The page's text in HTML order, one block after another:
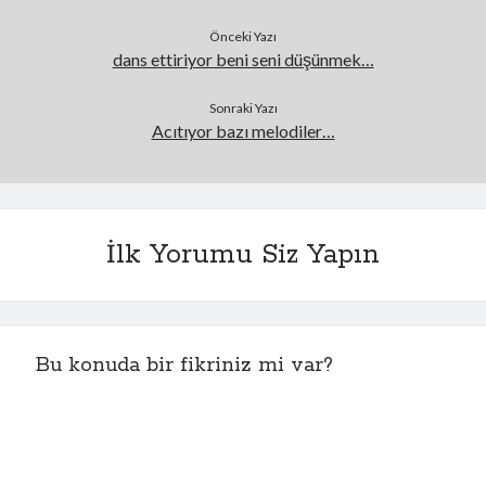
Önceki Yazı
dans ettiriyor beni seni düşünmek…
Sonraki Yazı
Acıtıyor bazı melodiler…
İlk Yorumu Siz Yapın
Bu konuda bir fikriniz mi var?